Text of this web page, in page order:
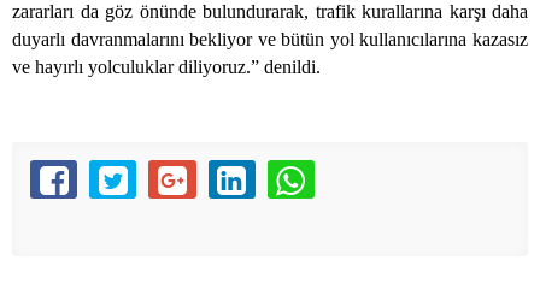
zararları da göz önünde bulundurarak, trafik kurallarına karşı daha
duyarlı davranmalarını bekliyor ve bütün yol kullanıcılarına kazasız
ve hayırlı yolculuklar diliyoruz.” denildi.